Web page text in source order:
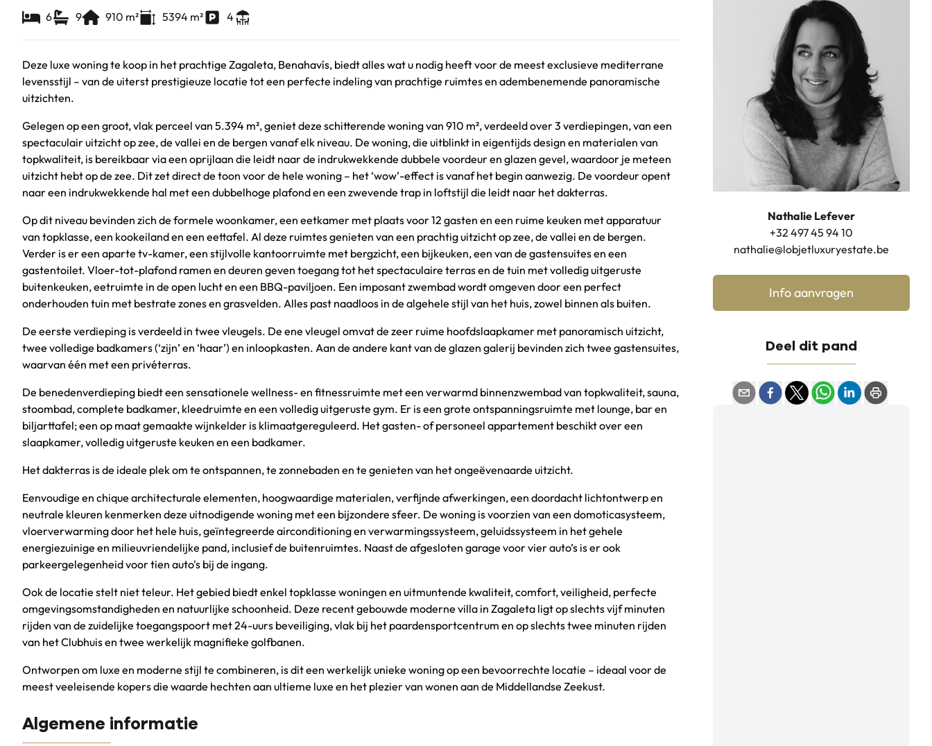
6 9 910 m² 5394 m² 4
Deze luxe woning te koop in het prachtige Zagaleta, Benahavís, biedt alles wat u nodig heeft voor de meest exclusieve mediterrane
levensstijl – van de uiterst prestigieuze locatie tot een perfecte indeling van prachtige ruimtes en adembenemende panoramische
uitzichten.
Gelegen op een groot, vlak perceel van 5.394 m², geniet deze schitterende woning van 910 m², verdeeld over 3 verdiepingen, van een
spectaculair uitzicht op zee, de vallei en de bergen vanaf elk niveau. De woning, die uitblinkt in eigentijds design en materialen van
topkwaliteit, is bereikbaar via een oprijlaan die leidt naar de indrukwekkende dubbele voordeur en glazen gevel, waardoor je meteen
uitzicht hebt op de zee. Dit zet direct de toon voor de hele woning – het ‘wow’-effect is vanaf het begin aanwezig. De voordeur opent
naar een indrukwekkende hal met een dubbelhoge plafond en een zwevende trap in loftstijl die leidt naar het dakterras.
Op dit niveau bevinden zich de formele woonkamer, een eetkamer met plaats voor 12 gasten en een ruime keuken met apparatuur
van topklasse, een kookeiland en een eettafel. Al deze ruimtes genieten van een prachtig uitzicht op zee, de vallei en de bergen.
Verder is er een aparte tv-kamer, een stijlvolle kantoorruimte met bergzicht, een bijkeuken, een van de gastensuites en een
gastentoilet. Vloer-tot-plafond ramen en deuren geven toegang tot het spectaculaire terras en de tuin met volledig uitgeruste
buitenkeuken, eetruimte in de open lucht en een BBQ-paviljoen. Een imposant zwembad wordt omgeven door een perfect
onderhouden tuin met bestrate zones en grasvelden. Alles past naadloos in de algehele stijl van het huis, zowel binnen als buiten.
De eerste verdieping is verdeeld in twee vleugels. De ene vleugel omvat de zeer ruime hoofdslaapkamer met panoramisch uitzicht,
twee volledige badkamers (‘zijn’ en ‘haar’) en inloopkasten. Aan de andere kant van de glazen galerij bevinden zich twee gastensuites,
waarvan één met een privéterras.
De benedenverdieping biedt een sensationele wellness- en fitnessruimte met een verwarmd binnenzwembad van topkwaliteit, sauna,
stoombad, complete badkamer, kleedruimte en een volledig uitgeruste gym. Er is een grote ontspanningsruimte met lounge, bar en
biljarttafel; een op maat gemaakte wijnkelder is klimaatgereguleerd. Het gasten- of personeel appartement beschikt over een
slaapkamer, volledig uitgeruste keuken en een badkamer.
Het dakterras is de ideale plek om te ontspannen, te zonnebaden en te genieten van het ongeëvenaarde uitzicht.
Eenvoudige en chique architecturale elementen, hoogwaardige materialen, verfijnde afwerkingen, een doordacht lichtontwerp en
neutrale kleuren kenmerken deze uitnodigende woning met een bijzondere sfeer. De woning is voorzien van een domoticasysteem,
vloerverwarming door het hele huis, geïntegreerde airconditioning en verwarmingssysteem, geluidssysteem in het gehele
energiezuinige en milieuvriendelijke pand, inclusief de buitenruimtes. Naast de afgesloten garage voor vier auto’s is er ook
parkeergelegenheid voor tien auto's bij de ingang.
Ook de locatie stelt niet teleur. Het gebied biedt enkel topklasse woningen en uitmuntende kwaliteit, comfort, veiligheid, perfecte
omgevingsomstandigheden en natuurlijke schoonheid. Deze recent gebouwde moderne villa in Zagaleta ligt op slechts vijf minuten
rijden van de zuidelijke toegangspoort met 24-uurs beveiliging, vlak bij het paardensportcentrum en op slechts twee minuten rijden
van het Clubhuis en twee werkelijk magnifieke golfbanen.
Ontworpen om luxe en moderne stijl te combineren, is dit een werkelijk unieke woning op een bevoorrechte locatie – ideaal voor de
meest veeleisende kopers die waarde hechten aan ultieme luxe en het plezier van wonen aan de Middellandse Zeekust.
Algemene informatie
Nathalie Lefever
+32 497 45 94 10
nathalie@lobjetluxuryestate.be
Info aanvragen
Deel dit pand